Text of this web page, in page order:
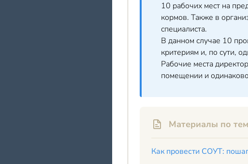
10 рабочих мест на
кормов. Также в
специалиста.
В данном случае 10
критериям и, по сути,
Рабочие места
помещении и
Материалы по
Как провести СОУТ: